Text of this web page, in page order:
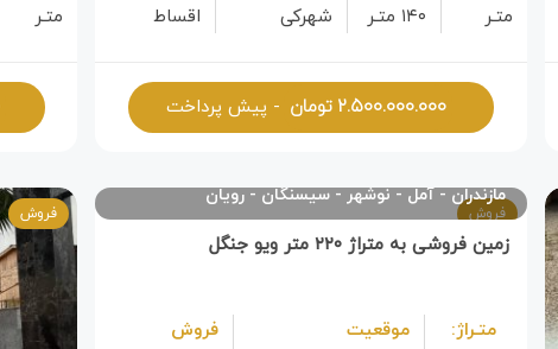
متـر
۱۴۰ متـر
شهرکی
اقساط
۲.۵۰۰.۰۰۰.۰۰۰ تومان - پیش پرداخت
متـر
فروش
مازندران آمل نوشهر سیسنگان رویان
زمین ‌فروشی به متراژ ۲۲۰ متر ویو جنگل
متـراژ:
موقعیت
فروش
فروش